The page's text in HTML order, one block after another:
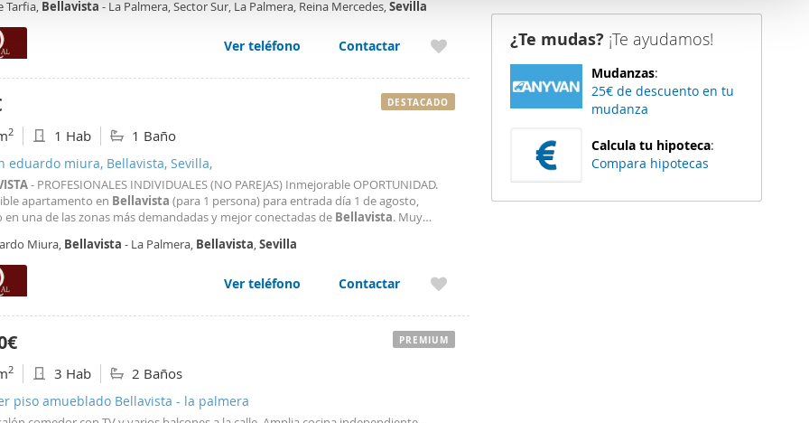
se usan para personalizar el contenido y los anuncios, ofrecer funciones
el tráfico. Además, compartimos información sobre el uso que haga del
de redes sociales, publicidad y análisis web, quienes pueden
que les haya proporcionado o que hayan recopilado a partir del uso
totalmente equipada y salón-comedor amueblado. Aire
Tarfia, Bellavista - La Palmera, Sector Sur, La Palmera, Reina Mercedes,Sevilla
Ver teléfono Contactar
2 1 Hab 1 Baño
eduardo miura, Bellavista, Sevilla,
- PROFESIONALES INDIVIDUALES (NO PAREJAS) Inmejorable OPORTUNIDAD.
apartamento en Bellavista (para 1 persona) para entrada día 1 de agosto,
en una de las zonas más demandadas y mejor conectadas de Bellavista. Muy
del arrendatario. Dispone de habitación independiente. Cocina
Miura, Bellavista - La Palmera, Bellavista,Sevilla
Ver teléfono Contactar
DESTACADO
2 3 Hab 2 Baños
piso amueblado Bellavista - la palmera
PREMIUM
¿Te mudas? ¡Te ayudamos!
Mudanzas:
25€ de descuento en tu
mudanza
Calcula tu hipoteca:
Compara hipotecas